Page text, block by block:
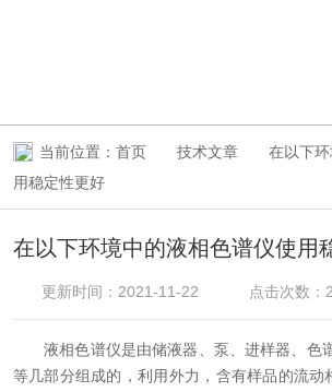
当前位置： 首页 技术文章
在以下
用稳定性更好
在以下环境中的液相色谱仪使用
更新时间：2021-11-22 点击次数
液相色谱仪是由储液器、泵、进样器、色谱
等几部分组成的，利用外力，含有样品的流